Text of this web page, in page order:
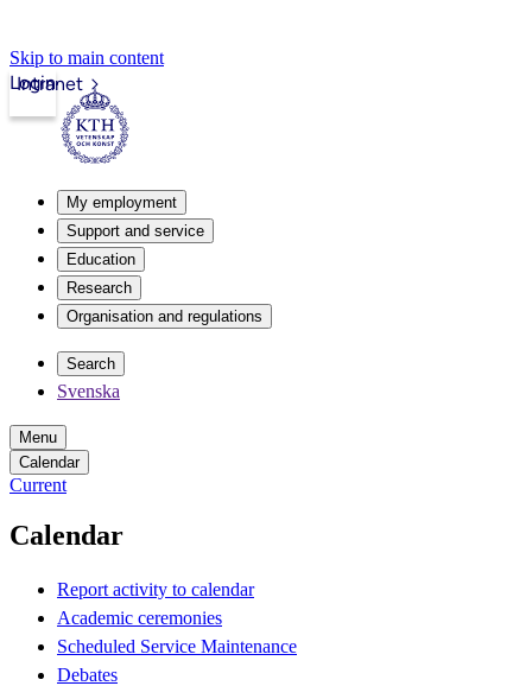
Skip to main content
Intranet
Login
My employment
Support and service
Education
Research
Organisation and regulations
Search
Svenska
Menu
Calendar
Current
Calendar
Report activity to calendar
Academic ceremonies
Scheduled Service Maintenance
Debates